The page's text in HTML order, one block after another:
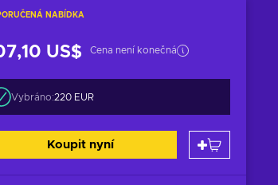
NABÍDKA
US$ Cena není konečná
Vybráno:220 EUR
Koupit nyní